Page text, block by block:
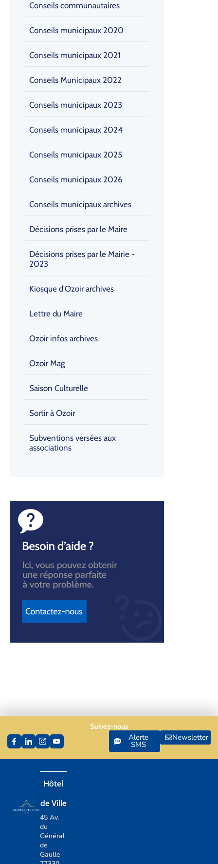
Conseils communautaires
Conseils municipaux 2020
Conseils municipaux 2021
Conseils Municipaux 2022
Conseils municipaux 2023
Conseils municipaux 2024
Conseils municipaux 2025
Conseils municipaux 2026
Conseils municipaux archives
Décisions prises par le Maire
Décisions prises par le Mairie -
2023
Kiosque d'Ozoir archives
Lettre du Maire
Ozoir infos archives
Ozoir Mag
Saison Culturelle
Sortir à Ozoir
Subventions versées aux
associations
Hôtel
de Ville
45 Av.
du
Général
de
Gaulle
Suivez-nous
Alerte
SMS
Newsletter